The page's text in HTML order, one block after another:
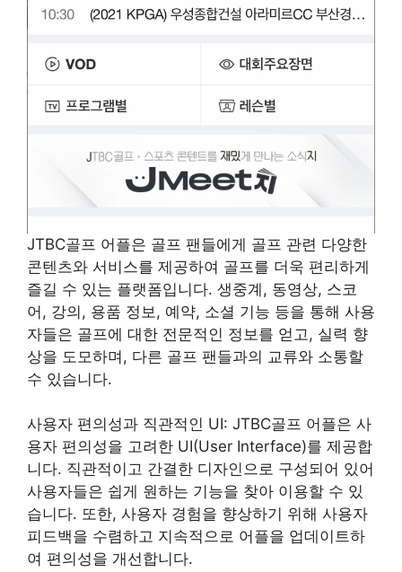
JTBC골프 어플은 골프 팬들에게 골프 관련 다양한
콘텐츠와 서비스를 제공하여 골프를 더욱 편리하게
즐길 수 있는 플랫폼입니다. 생중계, 동영상, 스코
어, 강의, 용품 정보, 예약, 소셜 기능 등을 통해 사용
자들은 골프에 대한 전문적인 정보를 얻고, 실력 향
상을 도모하며, 다른 골프 팬들과의 교류와 소통할
수 있습니다.
사용자 편의성과 직관적인 UI: JTBC골프 어플은 사
용자 편의성을 고려한 UI(User Interface)를 제공합
니다. 직관적이고 간결한 디자인으로 구성되어 있어
사용자들은 쉽게 원하는 기능을 찾아 이용할 수 있
습니다. 또한, 사용자 경험을 향상하기 위해 사용자
피드백을 수렴하고 지속적으로 어플을 업데이트하
여 편의성을 개선합니다.